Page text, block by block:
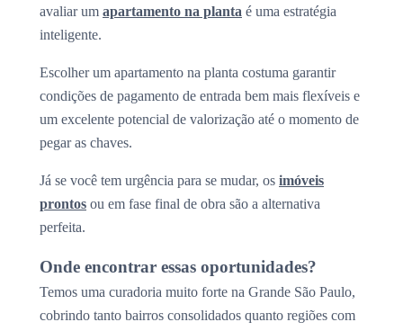
avaliar um apartamento na planta é uma estratégia
inteligente.
Escolher um apartamento na planta costuma garantir
condições de pagamento de entrada bem mais flexíveis e
um excelente potencial de valorização até o momento de
pegar as chaves.
Já se você tem urgência para se mudar, os imóveis
prontos ou em fase final de obra são a alternativa
perfeita.
Onde encontrar essas oportunidades?
Temos uma curadoria muito forte na Grande São Paulo,
cobrindo tanto bairros consolidados quanto regiões com